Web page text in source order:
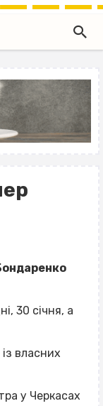
30 січня, а
власних
у Черкасах